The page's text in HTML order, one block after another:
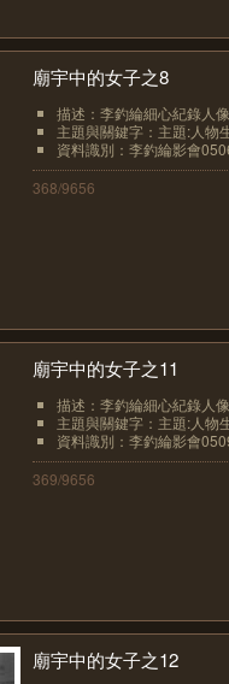
廟宇中的女子之8
描述：李釣綸細心紀錄人
主題與關鍵字：主題:人物
資料識別：李釣綸影會
368/9656
廟宇中的女子之11
描述：李釣綸細心紀錄人
主題與關鍵字：主題:人物
資料識別：李釣綸影會
369/9656
廟宇中的女子之12